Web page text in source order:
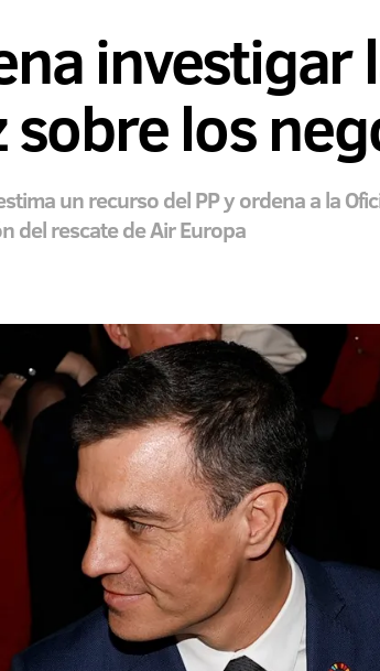
investigar
sobre los
un recurso del PP y ordena a la
del rescate de Air Europa